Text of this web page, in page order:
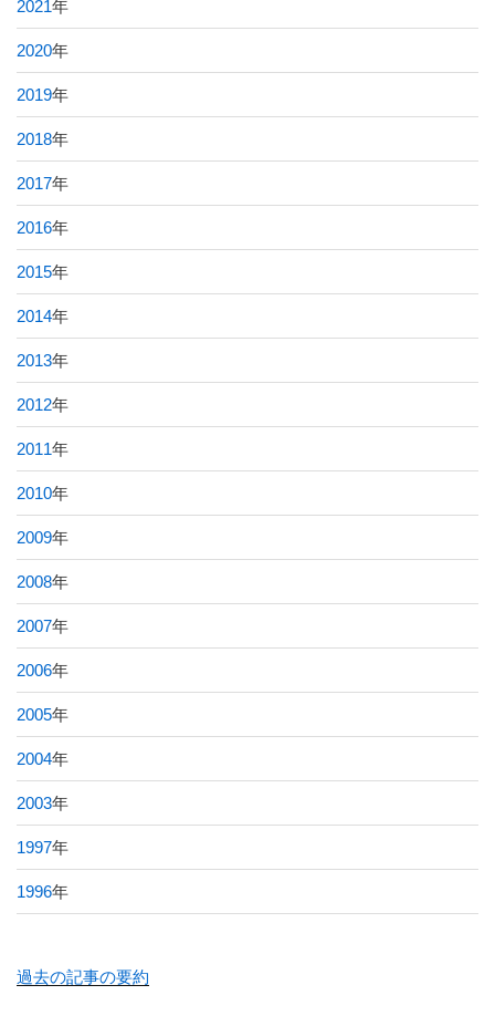
2021年
2020年
2019年
2018年
2017年
2016年
2015年
2014年
2013年
2012年
2011年
2010年
2009年
2008年
2007年
2006年
2005年
2004年
2003年
1997年
1996年
過去の記事の要約